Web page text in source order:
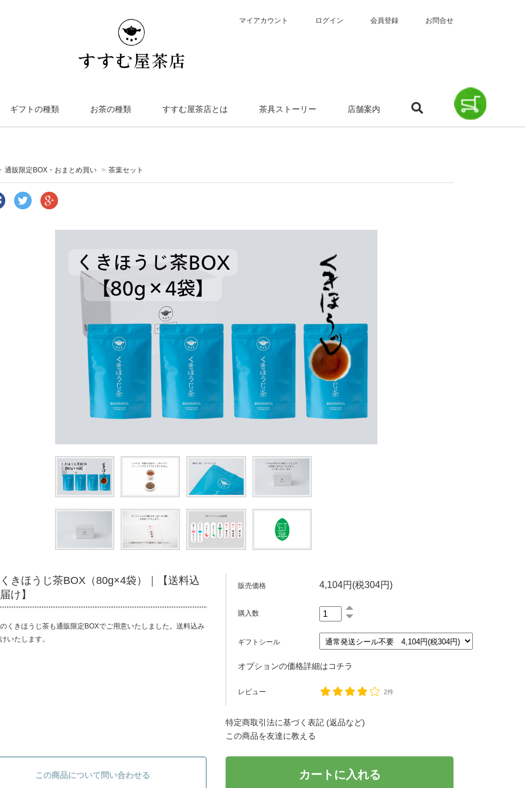
マイアカウント ログイン 会員登録 お問合せ
ギフトの種類 お茶の種類 すすむ屋茶店とは 茶具ストーリー 店舗案内
通販限定BOX・おまとめ買い > 茶葉セット
くきほうじ茶BOX（80g×4袋）｜【送料込
け】
くきほうじ茶も通販限定BOXでご用意いたしました。送料込み
いたします。
販売価格 4,104円(税304円)
購入数
ギフトシール
オプションの価格詳細はコチラ
レビュー 2件
特定商取引法に基づく表記 (返品など)
この商品を友達に教える
この商品について問い合わせる